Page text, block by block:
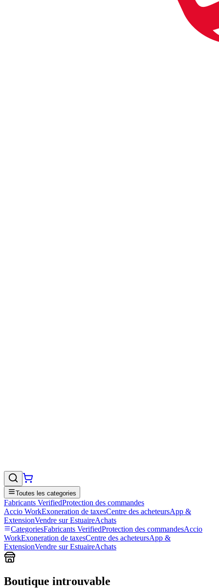
Toutes les categories
Fabricants VerifiedProtection des commandes
Accio WorkExoneration de taxesCentre des acheteursApp &
ExtensionVendre sur EstuaireAchats
CategoriesFabricants VerifiedProtection des commandesAccio
WorkExoneration de taxesCentre des acheteursApp &
ExtensionVendre sur EstuaireAchats
Boutique introuvable